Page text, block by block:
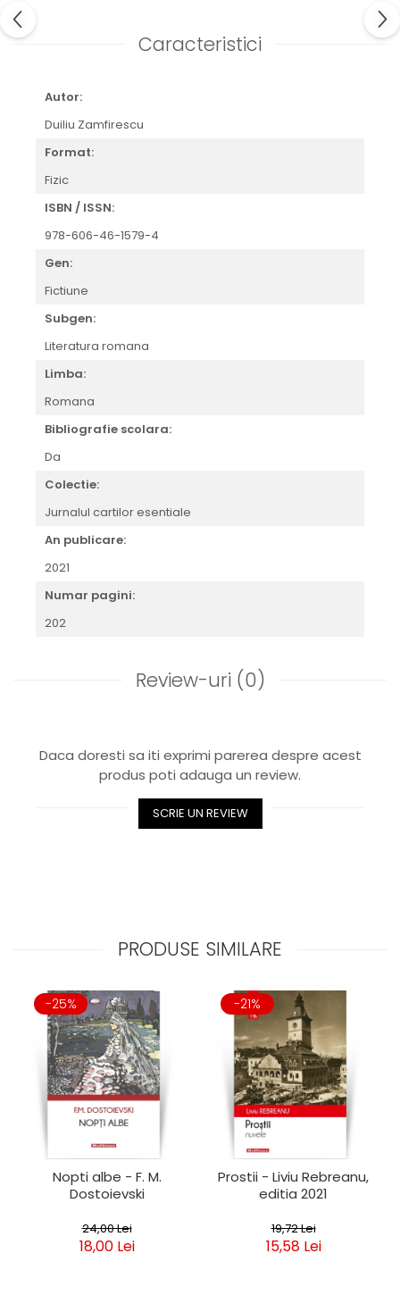
Caracteristici
Autor:
Duiliu Zamfirescu
Format:
Fizic
ISBN / ISSN:
978-606-46-1579-4
Gen:
Fictiune
Subgen:
Literatura romana
Limba:
Romana
Bibliografie scolara:
Da
Colectie:
Jurnalul cartilor esentiale
An publicare:
2021
Numar pagini:
202
Review-uri (0)
Daca doresti sa iti exprimi parerea despre acest
produs poti adauga un review.
SCRIE UN REVIEW
PRODUSE SIMILARE
-25%
Nopti albe - F. M.
Dostoievski
24,00 Lei
18,00 Lei
-21%
Prostii - Liviu Rebreanu,
editia 2021
19,72 Lei
15,58 Lei